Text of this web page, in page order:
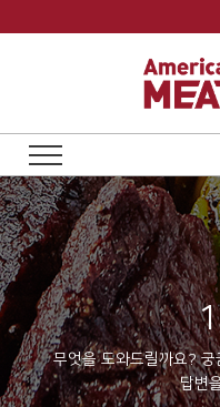
무엇을 도와드릴까요?
답변